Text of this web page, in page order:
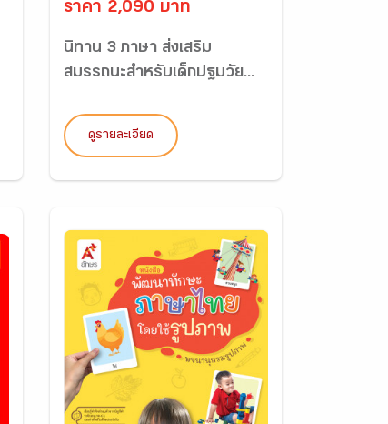
ราคา 2,090 บาท
นิทาน 3 ภาษา ส่งเสริม
สมรรถนะสำหรับเด็กปฐมวัย...
ดูรายละเอียด